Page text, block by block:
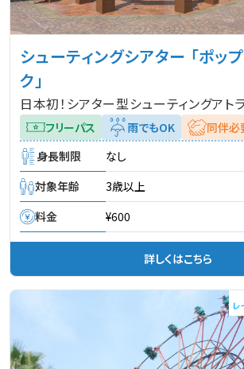
シューティングシアター 「ポッ
ク」
日本初！シアター型シューティングアトラ
フリーパス 雨でもOK
同伴必
身長制限
なし
対象年齢
3歳以上
料金
¥600
詳しくはこちら